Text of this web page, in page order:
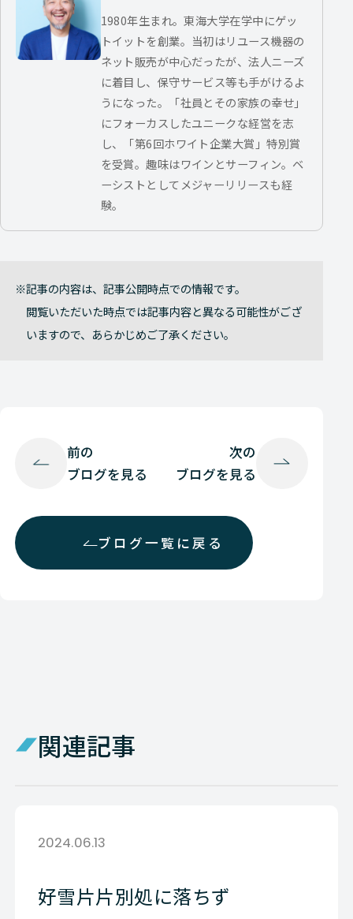
1980年生まれ。東海大学在学中にゲッ
トイットを創業。当初はリユース機器の
ネット販売が中心だったが、法人ニーズ
に着目し、保守サービス等も手がけるよ
うになった。「社員とその家族の幸せ」
にフォーカスしたユニークな経営を志
し、「第6回ホワイト企業大賞」特別賞
を受賞。趣味はワインとサーフィン。ベ
ーシストとしてメジャーリリースも経
験。
記事の内容は、記事公開時点での情報です。
閲覧いただいた時点では記事内容と異なる可能性がござ
いますので、あらかじめご了承ください。
前の
ブログを見る
ブログ一覧に戻る
次の
ブログを見る
関連記事
2024.06.13
好雪片片別処に落ちず